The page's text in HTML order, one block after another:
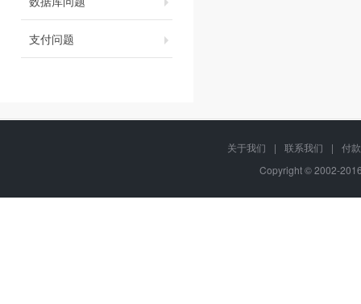
支付问题
关于我们 | 联系我们 |
付
Copyright © 2002-